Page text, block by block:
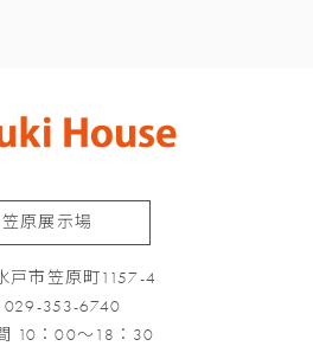
笠原展示場
戸市笠原町1157-4
029-353-6740
10：00～18：30